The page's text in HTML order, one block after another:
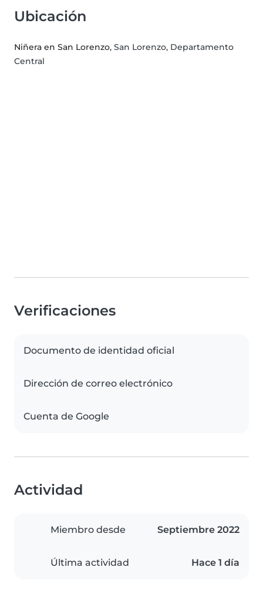
Ubicación
Niñera en San Lorenzo, San Lorenzo, Departamento
Central
Verificaciones
Documento de identidad oficial
Dirección de correo electrónico
Cuenta de Google
Actividad
Miembro desde Septiembre 2022
Última actividad Hace 1 día